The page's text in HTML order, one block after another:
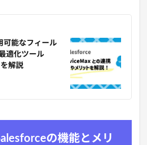
可能なフィール
適化ツール
解説
の機能とメリ